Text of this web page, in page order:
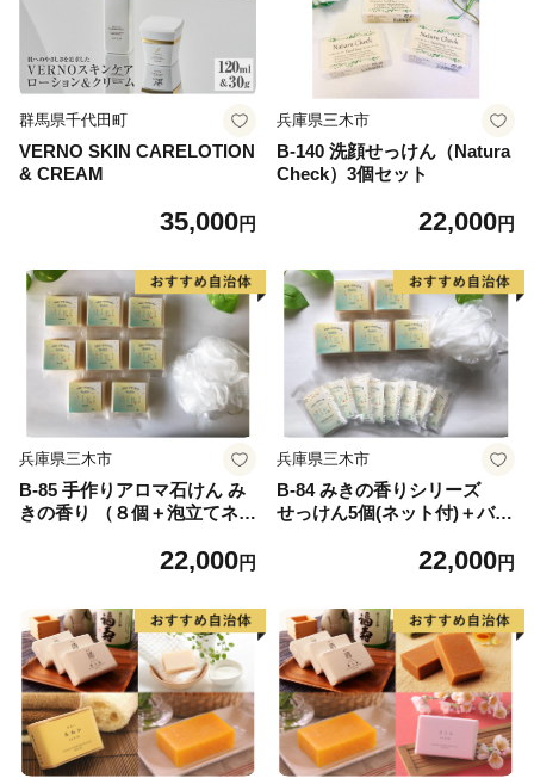
群馬県千代田町
VERNO SKIN CARELOTION
& CREAM
35,000円
兵庫県三木市
B-140 洗顔せっけん（Natura
Check）3個セット
22,000円
兵庫県三木市
B-85 手作りアロマ石けん み
きの香り （８個＋泡立てネッ
22,000円
兵庫県三木市
B-84 みきの香りシリーズ
せっけん5個(ネット付)＋バス
22,000円